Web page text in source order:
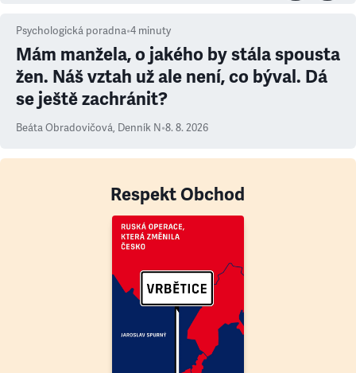
Psychologická poradna•4 minuty
Mám manžela, o jakého by stála spousta
žen. Náš vztah už ale není, co býval. Dá
se ještě zachránit?
Beáta Obradovičová, Denník N•8. 8. 2026
Respekt Obchod